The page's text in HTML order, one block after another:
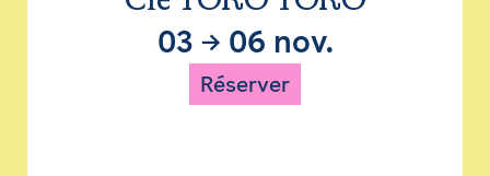
03 → 06 nov.
Réserver